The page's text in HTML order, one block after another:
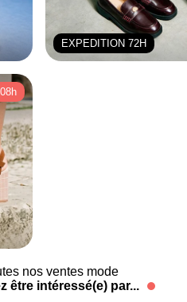
EXPEDITION 72H
nos ventes mode
être intéressé(e) par...